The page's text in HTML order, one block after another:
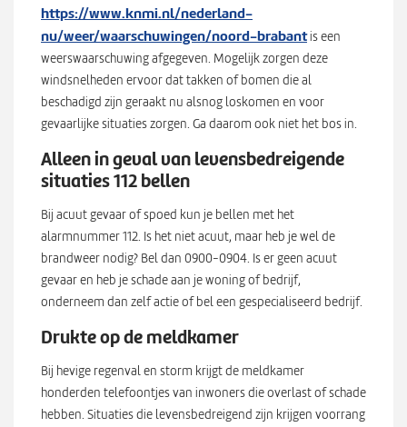
n
https://www.knmi.nl/nederland-
nu/weer/waarschuwingen/noord-brabantis een
weerswaarschuwing afgegeven. Mogelijk zorgen deze
windsnelheden ervoor dat takken of bomen die al
beschadigd zijn geraakt nu alsnog loskomen en voor
gevaarlijke situaties zorgen. Ga daarom ook niet het bos in.
Alleen in geval van levensbedreigende
situaties 112 bellen
Bij acuut gevaar of spoed kun je bellen met het
alarmnummer 112. Is het niet acuut, maar heb je wel de
brandweer nodig? Bel dan 0900-0904. Is er geen acuut
gevaar en heb je schade aan je woning of bedrijf,
onderneem dan zelf actie of bel een gespecialiseerd bedrijf.
Drukte op de meldkamer
Bij hevige regenval en storm krijgt de meldkamer
honderden telefoontjes van inwoners die overlast of schade
hebben. Situaties die levensbedreigend zijn krijgen voorrang